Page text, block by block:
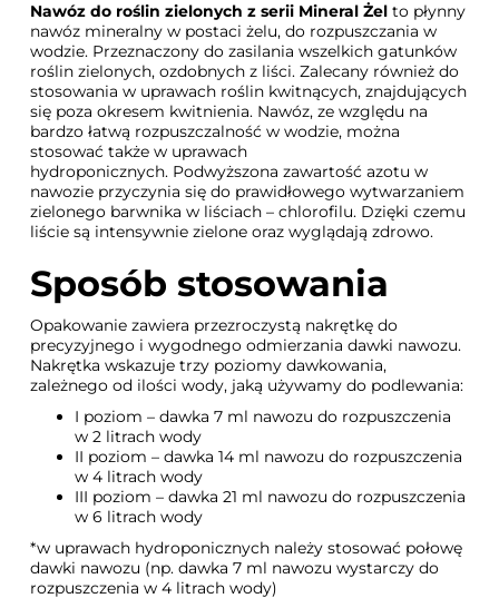
Nawóz do roślin zielonych z serii Mineral Żel to płynny
nawóz mineralny w postaci żelu, do rozpuszczania w
wodzie. Przeznaczony do zasilania wszelkich gatunków
roślin zielonych, ozdobnych z liści. Zalecany również do
stosowania w uprawach roślin kwitnących, znajdujących
się poza okresem kwitnienia. Nawóz, ze względu na
bardzo łatwą rozpuszczalność w wodzie, można
stosować także w uprawach
hydroponicznych. Podwyższona zawartość azotu w
nawozie przyczynia się do prawidłowego wytwarzaniem
zielonego barwnika w liściach – chlorofilu. Dzięki czemu
liście są intensywnie zielone oraz wyglądają zdrowo.
Sposób stosowania
Opakowanie zawiera przezroczystą nakrętkę do
precyzyjnego i wygodnego odmierzania dawki nawozu.
Nakrętka wskazuje trzy poziomy dawkowania,
zależnego od ilości wody, jaką używamy do podlewania:
I poziom – dawka 7 ml nawozu do rozpuszczenia
w 2 litrach wody
II poziom – dawka 14 ml nawozu do rozpuszczenia
w 4 litrach wody
III poziom – dawka 21 ml nawozu do rozpuszczenia
w 6 litrach wody
*w uprawach hydroponicznych należy stosować połowę
dawki nawozu (np. dawka 7 ml nawozu wystarczy do
rozpuszczenia w 4 litrach wody)